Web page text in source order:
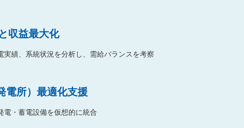
収益最大化
実績、系統状況を分析し、需給バランスを考察
電所）最適化支援
電・蓄電設備を仮想的に統合